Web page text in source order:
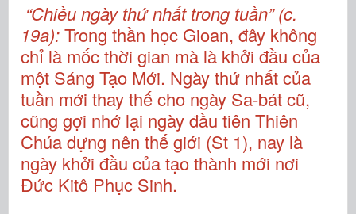
“Chiều ngày thứ nhất trong tuần” (c.
19a):Trong thần học Gioan, đây không
chỉ là mốc thời gian mà là khởi đầu của
một Sáng Tạo Mới. Ngày thứ nhất của
tuần mới thay thế cho ngày Sa-bát cũ,
cũng gợi nhớ lại ngày đầu tiên Thiên
Chúa dựng nên thế giới (St 1), nay là
ngày khởi đầu của tạo thành mới nơi
Đức Kitô Phục Sinh.